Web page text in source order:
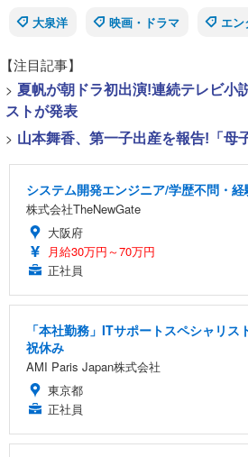
大泉洋
映画・ドラマ エン
【注目記事】
> 夏帆が朝ドラ初出演!連続テレビ小
ストが発表
> 山本舞香、第一子出産を報告!「母
システム開発エンジニア/学歴不問・
株式会社TheNewGate
大阪府
月給30万円～70万円
正社員
「本社勤務」ITサポートスペシャリス
祝休み
AMI Paris Japan株式会社
東京都
正社員